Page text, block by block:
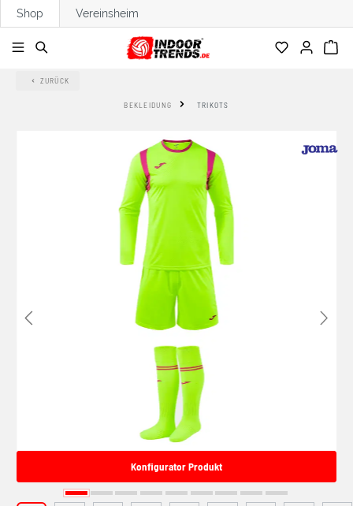
springen
Shop Vereinsheim
ZURÜCK
BEKLEIDUNG TRIKOTS
Konfigurator Produkt